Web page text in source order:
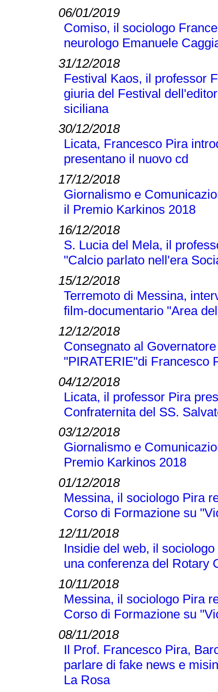
06/01/2019
Comiso, il sociologo
neurologo Emanuele
31/12/2018
Festival Kaos, il professor
giuria del Festival
siciliana
30/12/2018
Licata, Francesco Pira
presentano il nuovo cd
17/12/2018
Giornalismo e
il Premio Karkinos 2018
16/12/2018
S. Lucia del Mela, il
"Calcio parlato nell'era
15/12/2018
Terremoto di Messina,
film-documentario "Area
12/12/2018
Consegnato al
"PIRATERIE"di Francesco
04/12/2018
Licata, il professor Pira
Confraternita del SS.
03/12/2018
Giornalismo e
Premio Karkinos 2018
01/12/2018
Messina, il sociologo Pira
Corso di Formazione su
12/11/2018
Insidie del web, il
una conferenza del Rotary
10/11/2018
Messina, il sociologo Pira
Corso di Formazione su
08/11/2018
Il Prof. Francesco Pira,
parlare di fake news e
La Rosa